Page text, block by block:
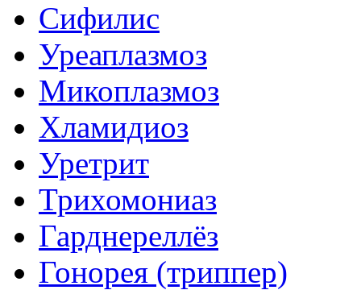
Сифилис
Уреаплазмоз
Микоплазмоз
Хламидиоз
Уретрит
Трихомониаз
Гарднереллёз
Гонорея (триппер)